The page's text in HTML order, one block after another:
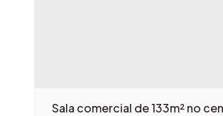
Sala comercial de 133m² no